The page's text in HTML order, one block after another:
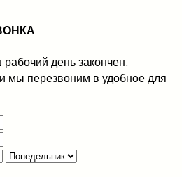
день закончен.
мы перезвоним в удобное для